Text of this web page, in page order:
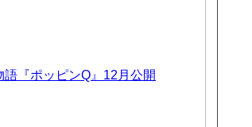
『ポッピンQ』12月公開